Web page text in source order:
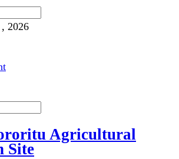
2026
Agricultural
Site